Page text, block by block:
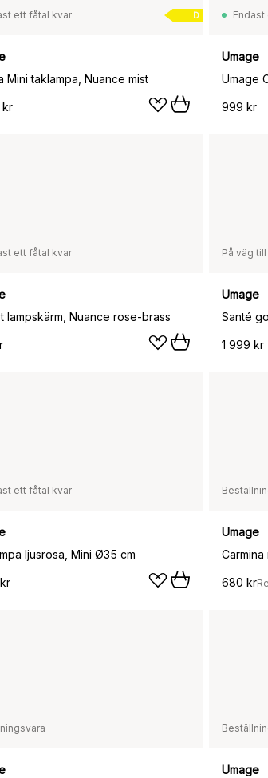
D
ett fåtal kvar
Mini taklampa, Nuance mist
kr
Umage
Umage
999 kr
ett fåtal kvar
lampskärm, Nuance rose-brass
På väg
Umage
Santé
1 999 kr
ett fåtal kvar
ljusrosa, Mini Ø35 cm
Umage
680 kr
Umage